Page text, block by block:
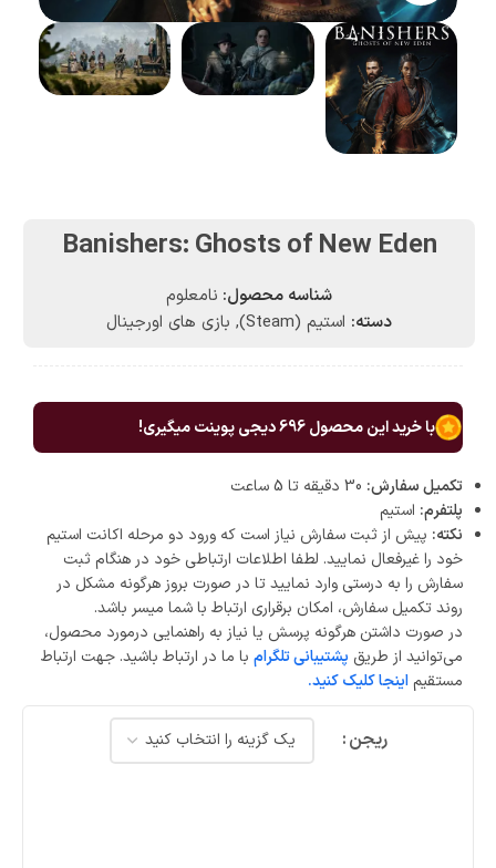
Banishers: Ghosts of New Eden
شناسه محصول: نامعلوم
دسته: استیم (Steam) , بازی های اورجینال
با خرید این محصول696دیجی پوینت میگیری!
تکمیل سفارش:
پلتفرم: استیم
نکته: پیش از ثبت سفارش نیاز است که ورود دو مرحله اکانت استیم
خود را غیرفعال نمایید. لطفا اطلاعات ارتباطی خود در هنگام ثبت
سفارش را به درستی وارد نمایید تا در صورت بروز هرگونه مشکل در
روند تکمیل سفارش، امکان برقراری ارتباط با شما میسر باشد.
در صورت داشتن هرگونه پرسش یا نیاز به راهنمایی درمورد محصول،
می‌توانید از طریق پشتیبانی تلگرام با ما در ارتباط باشید. جهت ارتباط
مستقیم اینجا کلیک کنید.
ریجن